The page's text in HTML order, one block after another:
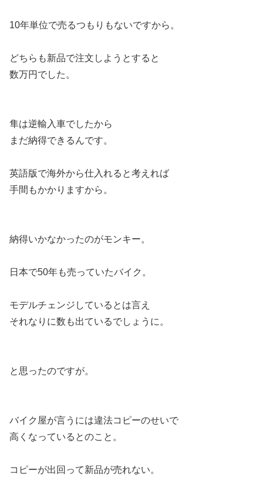
10年単位で売るつもりもないですから。
どちらも新品で注文しようとすると
数万円でした。
隼は逆輸入車でしたから
まだ納得できるんです。
英語版で海外から仕入れると考えれば
手間もかかりますから。
納得いかなかったのがモンキー。
日本で50年も売っていたバイク。
モデルチェンジしているとは言え
それなりに数も出ているでしょうに。
と思ったのですが。
バイク屋が言うには違法コピーのせいで
高くなっているとのこと。
コピーが出回って新品が売れない。